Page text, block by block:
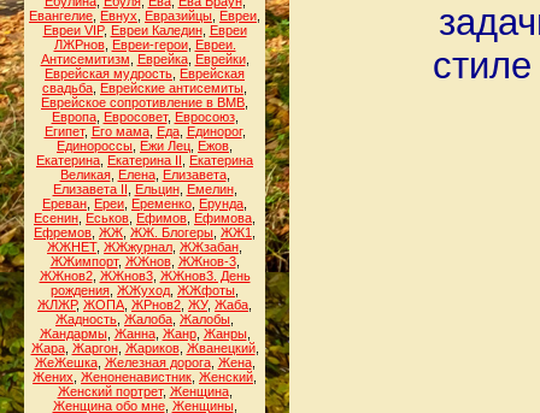
Евангелие Евнух Евразийцы Евреи
Евреи VIP, Евреи Каледин, Евреи
ЛЖРнов, Евреи-герои, Евреи.
Антисемитизм
Еврейка, Еврейки,
Еврейская мудрость Еврейская
свадьба Еврейские антисемиты
Еврейское сопротивление в ВМВ
Европа, Евросовет, Евросоюз,
Египет, Его мама, Еда, Единорог,
Единороссы Ежи Лец Ежов
Екатерина Екатерина II
Екатерина
Великая, Елена, Елизавета,
Елизавета II
Ельцин, Емелин,
Ереван Ереи Еременко Ерунда
Есенин Еськов Ефимов Ефимова
Ефремов ЖЖ ЖЖ. Блогеры ЖЖ1
ЖЖНЕТ, ЖЖжурнал ЖЖзабан
ЖЖимпорт, ЖЖнов, ЖЖнов-3,
ЖЖнов2, ЖЖнов3, ЖЖнов3. День
рождения ЖЖуход ЖЖфоты
ЖЛЖР, ЖОПА ЖРнов2 ЖУ, Жаба
Жадность Жалоба Жалобы
Жандармы, Жанна, Жанр, Жанры,
Жара, Жаргон, Жариков, Жванецкий,
ЖеЖешка, Железная дорога, Жена,
Жених Женоненавистник Женский
Женский портрет, Женщина,
Женщина обо мне, Женщины,